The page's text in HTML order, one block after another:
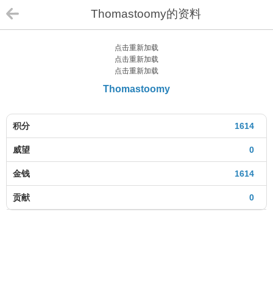
Thomastoomy的资料
点击重新加载
点击重新加载
点击重新加载
Thomastoomy
1614
积分
0
威望
1614
金钱
0
贡献